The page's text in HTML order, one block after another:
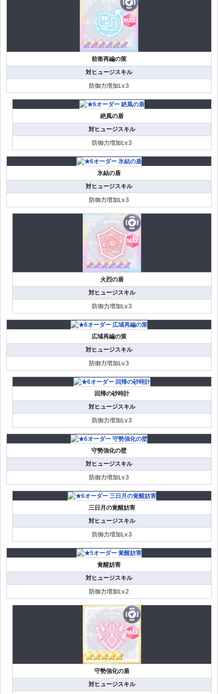
前衛再編の策
対ヒュージスキル
防御力増加Lv.3
絶風の盾
対ヒュージスキル
防御力増加Lv.3
氷結の盾
対ヒュージスキル
防御力増加Lv.3
火烈の盾
対ヒュージスキル
防御力増加Lv.3
広域再編の策
対ヒュージスキル
防御力増加Lv.3
回帰の砂時計
対ヒュージスキル
防御力増加Lv.3
守勢強化の壁
対ヒュージスキル
防御力増加Lv.3
三日月の覚醒妨害
対ヒュージスキル
防御力増加Lv.3
覚醒妨害
対ヒュージスキル
防御力増加Lv.2
守勢強化の盾
対ヒュージスキル